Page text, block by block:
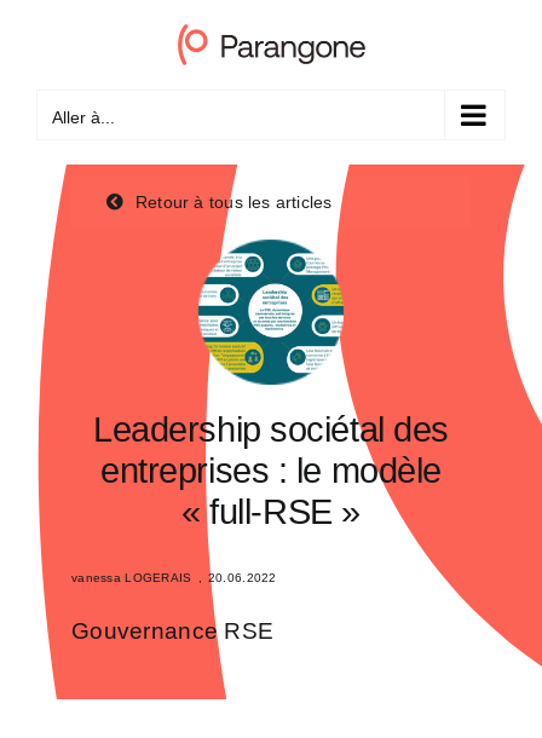
Aller à...
Retour à tous les articles
Leadership sociétal des
entreprises : le modèle
« full-RSE »
vanessa LOGERAIS 20.06.2022
Gouvernance RSE